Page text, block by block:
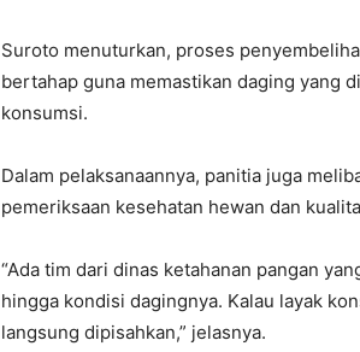
Suroto menuturkan, proses
bertahap guna memastikan daging yang
konsumsi.
Dalam pelaksanaannya, panitia juga
pemeriksaan kesehatan hewan dan
“Ada tim dari dinas ketahanan pangan
hingga kondisi dagingnya. Kalau layak
langsung dipisahkan,” jelasnya.